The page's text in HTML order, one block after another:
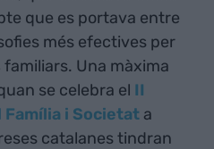
que es portava entre
més efectives per
familiars. Una màxima
se celebra el II
i Societat a
catalanes tindran